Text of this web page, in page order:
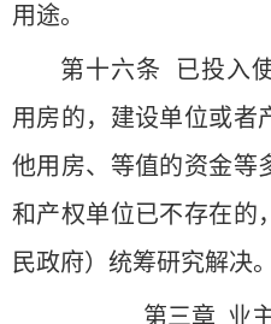
用途。
第十六条 已投入
用房的，建设单位或者
他用房、等值的资金等
和产权单位已不存在的
民政府）统筹研究解决。
第三章 业